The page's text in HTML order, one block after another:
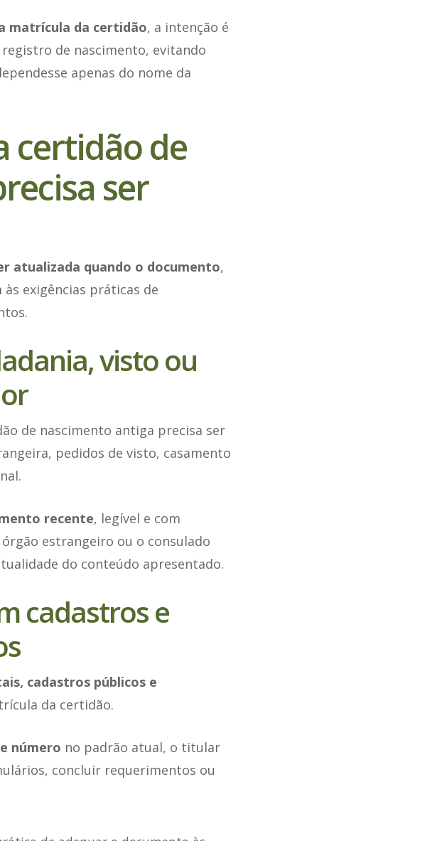
matrícula da certidão, a intenção é
de nascimento, evitando
apenas do nome da
certidão de
ser
atualizada quando o documento,
exigências práticas de
visto ou
de nascimento antiga precisa ser
pedidos de visto, casamento
recente, legível e com
estrangeiro ou o consulado
do conteúdo apresentado.
cadastros e
cadastros públicos e
da certidão.
número no padrão atual, o titular
concluir requerimentos ou